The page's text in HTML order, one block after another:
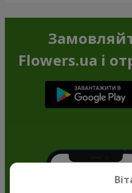
Flowers.ua і